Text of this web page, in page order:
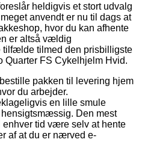
heldigvis et stort udvalg
anvendt er nu til dags at
hvor du kan afhente
er altså vældig
tilmed den prisbilligste
Quarter FS Cykelhjelm Hvid.
pakken til levering hjem
du arbejder.
en lille smule
Den mest
enhver tid være selv at hente
af at du er nærved e-